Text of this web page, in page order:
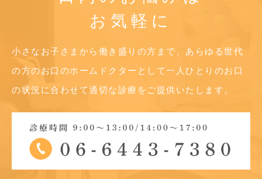
お気軽に
小さなお子さまから働き盛りの方まで、あらゆる世代
の方のお口のホームドクターとして一人ひとりのお口
の状況に合わせて適切な診療をご提供いたします。